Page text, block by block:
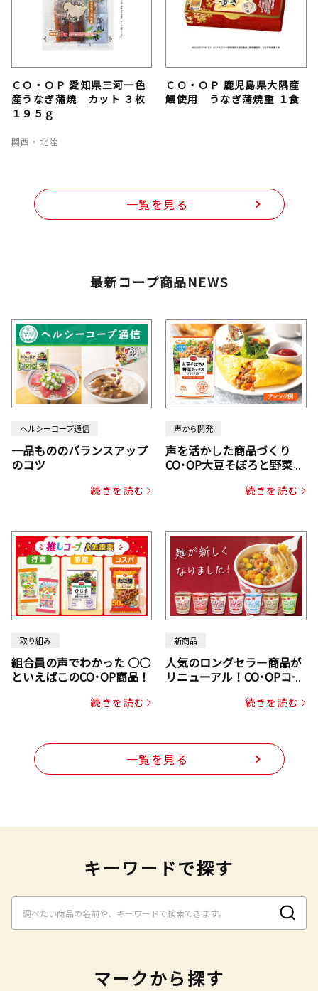
ＣＯ・ＯＰ 愛知県三河一色
産うなぎ蒲焼 カット ３枚
１９５ｇ
関西・北陸
ＣＯ・ＯＰ 鹿児島県大隅産
鰻使用 うなぎ蒲焼重 １食
一覧を見る
最新コープ商品NEWS
ヘルシーコープ通信
一品もののバランスアップ
のコツ
続きを読む
声から開発
声を活かした商品づくり
CO･OP大豆そぼろと野菜ミ
じん・コーン入り）続きを読む
取り組み
組合員の声でわかった ○○
といえばこのCO･OP商品！
続きを読む
新商品
人気のロングセラー商品が
リニューアル！CO･OPコー
続きを読む
一覧を見る
キーワードで探す
マークから探す